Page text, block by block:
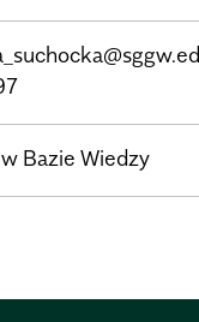
Bazie Wiedzy